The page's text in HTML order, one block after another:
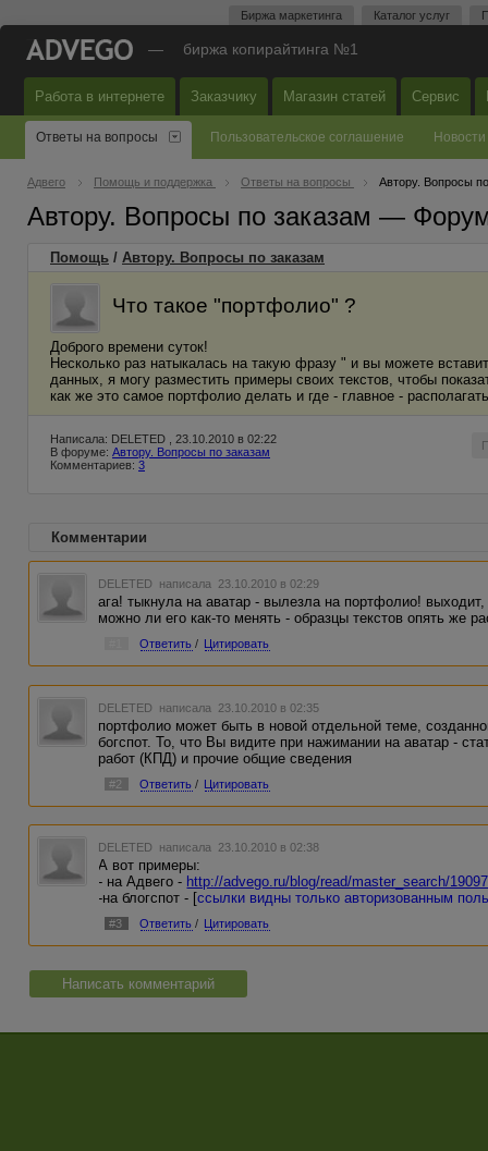
Биржа маркетинга Каталог услуг
— биржа копирайтинга №1
Работа в интернете Заказчику Магазин статей Сервис
Ответы на вопросы Пользовательское соглашение Новости
Адвего Помощь и поддержка Ответы на вопросы Автору. Вопросы
Автору. Вопросы по заказам —
Помощь / Автору. Вопросы по заказам
Что такое "портфолио" ?
Доброго времени суток!
Несколько раз натыкалась на такую фразу " и вы можете
данных, я могу разместить примеры своих текстов, чтобы
как же это самое портфолио делать и где - главное -
Написала: DELETED , 23.10.2010 в 02:22
В форуме: Автору. Вопросы по заказам
Комментариев: 3
Комментарии
DELETED написала 23.10.2010 в 02:29
ага! тыкнула на аватар - вылезла на портфолио!
можно ли его как-то менять - образцы текстов опять же
Ответить / Цитировать
DELETED написала 23.10.2010 в 02:35
портфолио может быть в новой отдельной теме,
богспот. То, что Вы видите при нажимании на аватар -
работ (КПД) и прочие общие сведения
#2 Ответить / Цитировать
DELETED написала 23.10.2010 в 02:38
А вот примеры:
- на Адвего - http://advego.ru/blog/read/master_search/
-на блогспот - [ссылки видны только авторизованным
#3 Ответить / Цитировать
Написать комментарий